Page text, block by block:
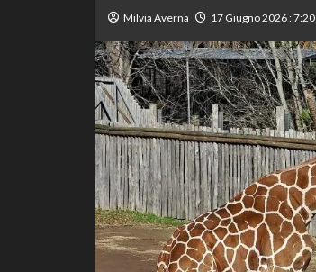
Milvia Averna 17 Giugno 2026 : 7:20